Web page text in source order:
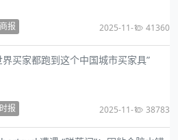
报 2025-11-1 41360
界买家都跑到这个中国城市买家具”
报 2025-11-1 38783